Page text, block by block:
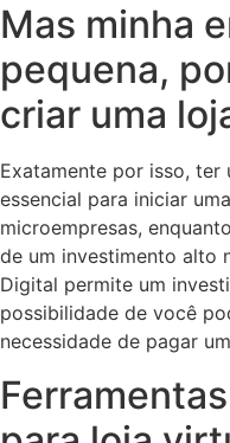
Mas minha
pequena,
criar uma
Exatamente por isso, ter
essencial para iniciar
microempresas,
de um investimento alto
Digital permite um
possibilidade de você
necessidade de pagar